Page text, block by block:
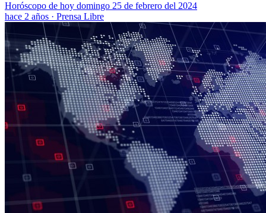
Horóscopo de hoy domingo 25 de febrero del 2024
hace 2 años · Prensa Libre